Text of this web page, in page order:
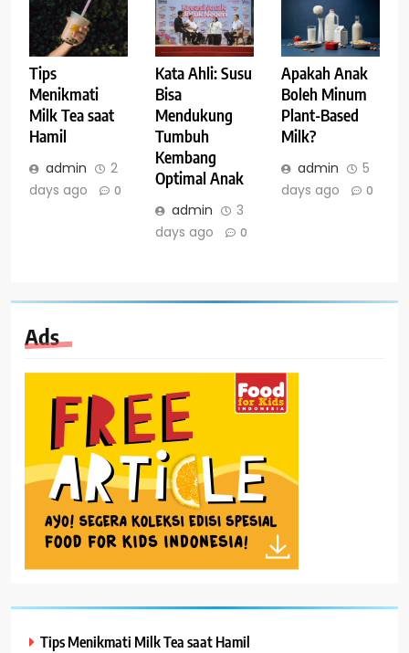
Tips
Menikmati
Milk Tea saat
Hamil
admin
2
days ago
0
Kata Ahli: Susu
Bisa
Mendukung
Tumbuh
Kembang
Optimal Anak
admin
3
days ago
0
Apakah Anak
Boleh Minum
Plant-Based
Milk?
admin
5
days ago
0
Ads
Tips Menikmati Milk Tea saat Hamil